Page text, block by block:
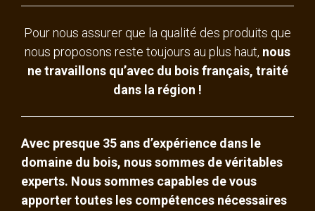
Pour nous assurer que la qualité des produits que
nous proposons reste toujours au plus haut, nous
ne travaillons qu’avec du bois français, traité
dans la région !
Avec presque 35 ans d’expérience dans le
domaine du bois, nous sommes de véritables
experts. Nous sommes capables de vous
apporter toutes les compétences nécessaires